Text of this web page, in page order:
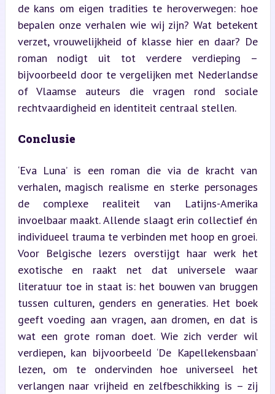
de kans om eigen tradities te heroverwegen: hoe
bepalen onze verhalen wie wij zijn? Wat betekent
verzet, vrouwelijkheid of klasse hier en daar? De
roman nodigt uit tot verdere verdieping –
bijvoorbeeld door te vergelijken met Nederlandse
of Vlaamse auteurs die vragen rond sociale
rechtvaardigheid en identiteit centraal stellen.
Conclusie
‘Eva Luna’ is een roman die via de kracht van
verhalen, magisch realisme en sterke personages
de complexe realiteit van Latijns-Amerika
invoelbaar maakt. Allende slaagt erin collectief én
individueel trauma te verbinden met hoop en groei.
Voor Belgische lezers overstijgt haar werk het
exotische en raakt net dat universele waar
literatuur toe in staat is: het bouwen van bruggen
tussen culturen, genders en generaties. Het boek
geeft voeding aan vragen, aan dromen, en dat is
wat een grote roman doet. Wie zich verder wil
verdiepen, kan bijvoorbeeld ‘De Kapellekensbaan’
lezen, om te ondervinden hoe universeel het
verlangen naar vrijheid en zelfbeschikking is – zij